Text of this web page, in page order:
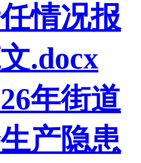
情况报
.docx
年街道
产隐患